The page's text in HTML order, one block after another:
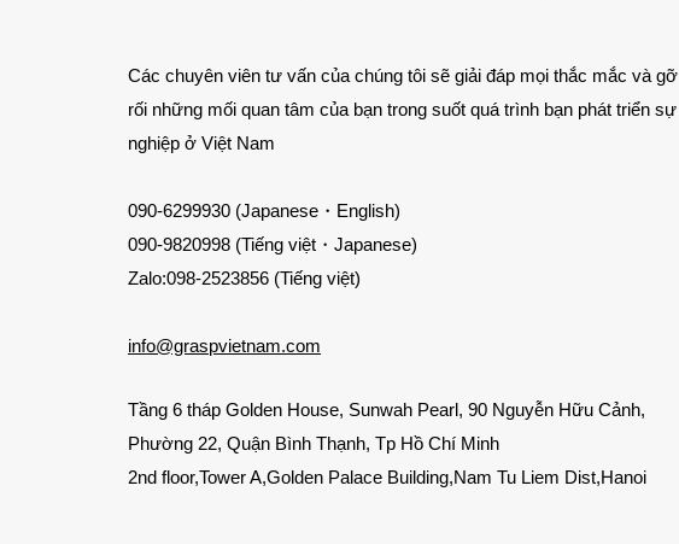
Các chuyên viên tư vấn của chúng tôi sẽ giải đáp mọi thắc mắc và gỡ
rối những mối quan tâm của bạn trong suốt quá trình bạn phát triển sự
nghiệp ở Việt Nam
090-6299930 (Japanese・English)
090-9820998 (Tiếng việt・Japanese)
Zalo:098-2523856 (Tiếng việt)
info@graspvietnam.com
Tầng 6 tháp Golden House, Sunwah Pearl, 90 Nguyễn Hữu Cảnh,
Phường 22, Quận Bình Thạnh, Tp Hồ Chí Minh
2nd floor,Tower A,Golden Palace Building,Nam Tu Liem Dist,Hanoi